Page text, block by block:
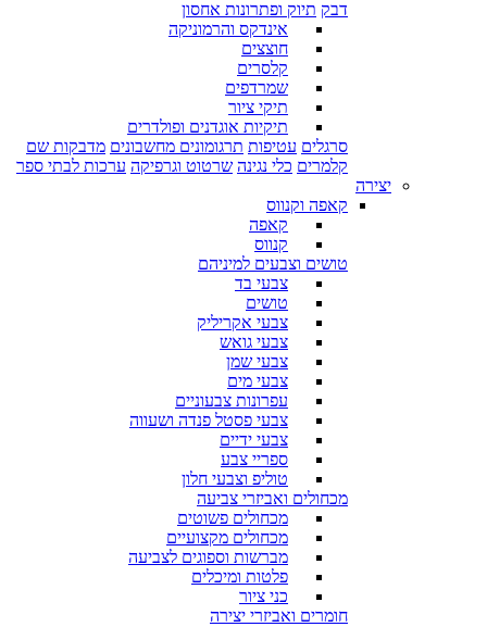
דבק תיוק ופתרונות אחסון
אינדקס והרמוניקה
חוצצים
קלסרים
שמרדפים
תיקי ציור
תיקיות אוגדנים ופולדרים
סרגלים עטיפות תרגומונים מחשבונים מדבקות שם
קלמרים כלי נגינה שרטוט וגרפיקה ערכות לבתי ספר
יצירה
קאפה וקנווס
קאפה
קנווס
טושים וצבעים למיניהם
צבעי בד
טושים
צבעי אקריליק
צבעי גואש
צבעי שמן
צבעי מים
עפרונות צבעוניים
צבעי פסטל פנדה ושעווה
צבעי ידיים
ספריי צבע
טוליפ וצבעי חלון
מכחולים ואביזרי צביעה
מכחולים פשוטים
מכחולים מקצועיים
מברשות וספוגים לצביעה
פלטות ומיכלים
כני ציור
חומרים ואביזרי יצירה